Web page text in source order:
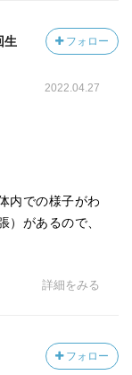
フォロー
2022.04.27
内での様子がわ
）があるので、
詳細をみる
フォロー